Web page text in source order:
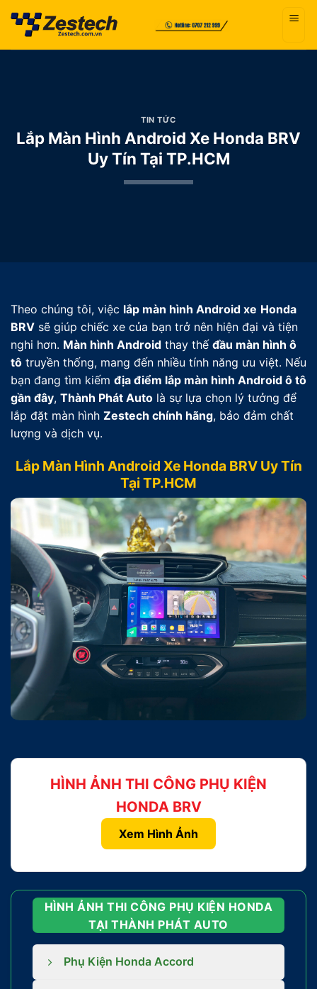
qua
TIN TỨC
Lắp Màn Hình Android Xe Honda BRV
Uy Tín Tại TP.HCM
Theo chúng tôi, việc lắp màn hình Android xe Honda
BRV sẽ giúp chiếc xe của bạn trở nên hiện đại và tiện
nghi hơn. Màn hình Android thay thế đầu màn hình ô
tô truyền thống, mang đến nhiều tính năng ưu việt. Nếu
bạn đang tìm kiếm địa điểm lắp màn hình Android ô tô
gần đây, Thành Phát Auto là sự lựa chọn lý tưởng để
lắp đặt màn hình Zestech chính hãng, bảo đảm chất
lượng và dịch vụ.
Lắp Màn Hình Android Xe Honda BRV Uy Tín
Tại TP.HCM
HÌNH ẢNH THI CÔNG PHỤ KIỆN
HONDA BRV
Xem Hình Ảnh
HÌNH ẢNH THI CÔNG PHỤ KIỆN HONDA
TẠI THÀNH PHÁT AUTO
Phụ Kiện Honda Accord